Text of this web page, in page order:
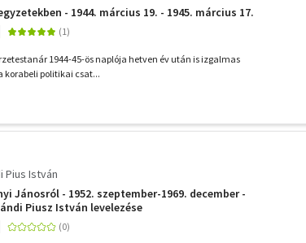
- 1944. március 19. - 1945. március 17.
1944-45-ös naplója hetven év után is izgalmas
korabeli politikai csat...
Pius István
Jánosról - 1952. szeptember-1969. december -
Piusz István levelezése